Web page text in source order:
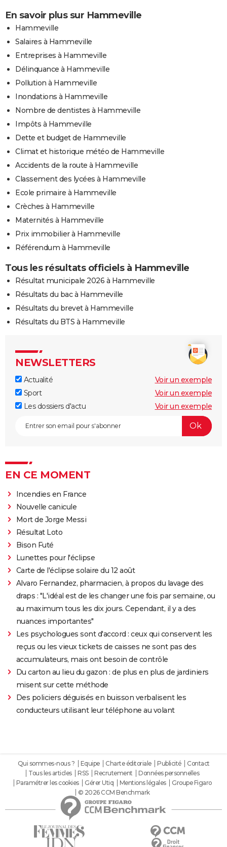
En savoir plus sur Hammeville
Hammeville
Salaires à Hammeville
Entreprises à Hammeville
Délinquance à Hammeville
Pollution à Hammeville
Inondations à Hammeville
Nombre de dentistes à Hammeville
Impôts à Hammeville
Dette et budget de Hammeville
Climat et historique météo de Hammeville
Accidents de la route à Hammeville
Classement des lycées à Hammeville
Ecole primaire à Hammeville
Crèches à Hammeville
Maternités à Hammeville
Prix immobilier à Hammeville
Référendum à Hammeville
Tous les résultats officiels à Hammeville
Résultat municipale 2026 à Hammeville
Résultats du bac à Hammeville
Résultats du brevet à Hammeville
Résultats du BTS à Hammeville
NEWSLETTERS
Actualité
Voir un exemple
Sport
Voir un exemple
Les dossiers d'actu
Voir un exemple
EN CE MOMENT
Incendies en France
Nouvelle canicule
Mort de Jorge Messi
Résultat Loto
Bison Futé
Lunettes pour l'éclipse
Carte de l'éclipse solaire du 12 août
Alvaro Fernandez, pharmacien, à propos du lavage des
draps : "L'idéal est de les changer une fois par semaine, ou
au maximum tous les dix jours. Cependant, il y a des
nuances importantes"
Les psychologues sont d'accord : ceux qui conservent les
reçus ou les vieux tickets de caisses ne sont pas des
accumulateurs, mais ont besoin de contrôle
Du carton au lieu du gazon : de plus en plus de jardiniers
misent sur cette méthode
Des policiers déguisés en buisson verbalisent les
conducteurs utilisant leur téléphone au volant
Qui sommes-nous ? Equipe Charte éditoriale Publicité
Contact
Tous les articles
RSS Recrutement
Données personnelles
Paramétrer les cookies
Gérer Utiq Mentions légales
Groupe Figaro
© 2026 CCM Benchmark